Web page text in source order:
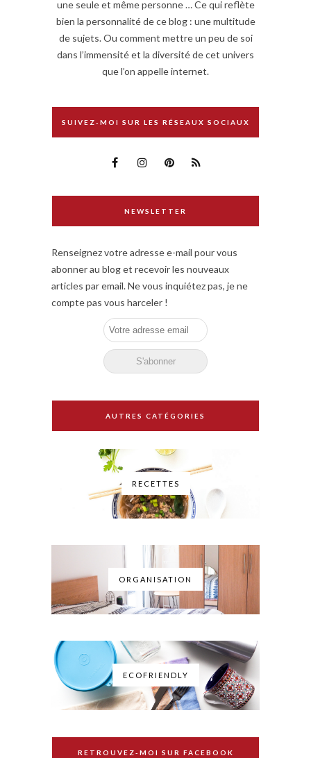
une seule et même personne … Ce qui reflète
bien la personnalité de ce blog : une multitude
de sujets. Ou comment mettre un peu de soi
dans l’immensité et la diversité de cet univers
que l’on appelle internet.
SUIVEZ-MOI SUR LES RÉSEAUX SOCIAUX
NEWSLETTER
Renseignez votre adresse e-mail pour vous
abonner au blog et recevoir les nouveaux
articles par email. Ne vous inquiétez pas, je ne
compte pas vous harceler !
AUTRES CATÉGORIES
RECETTES
ORGANISATION
ECOFRIENDLY
RETROUVEZ-MOI SUR FACEBOOK